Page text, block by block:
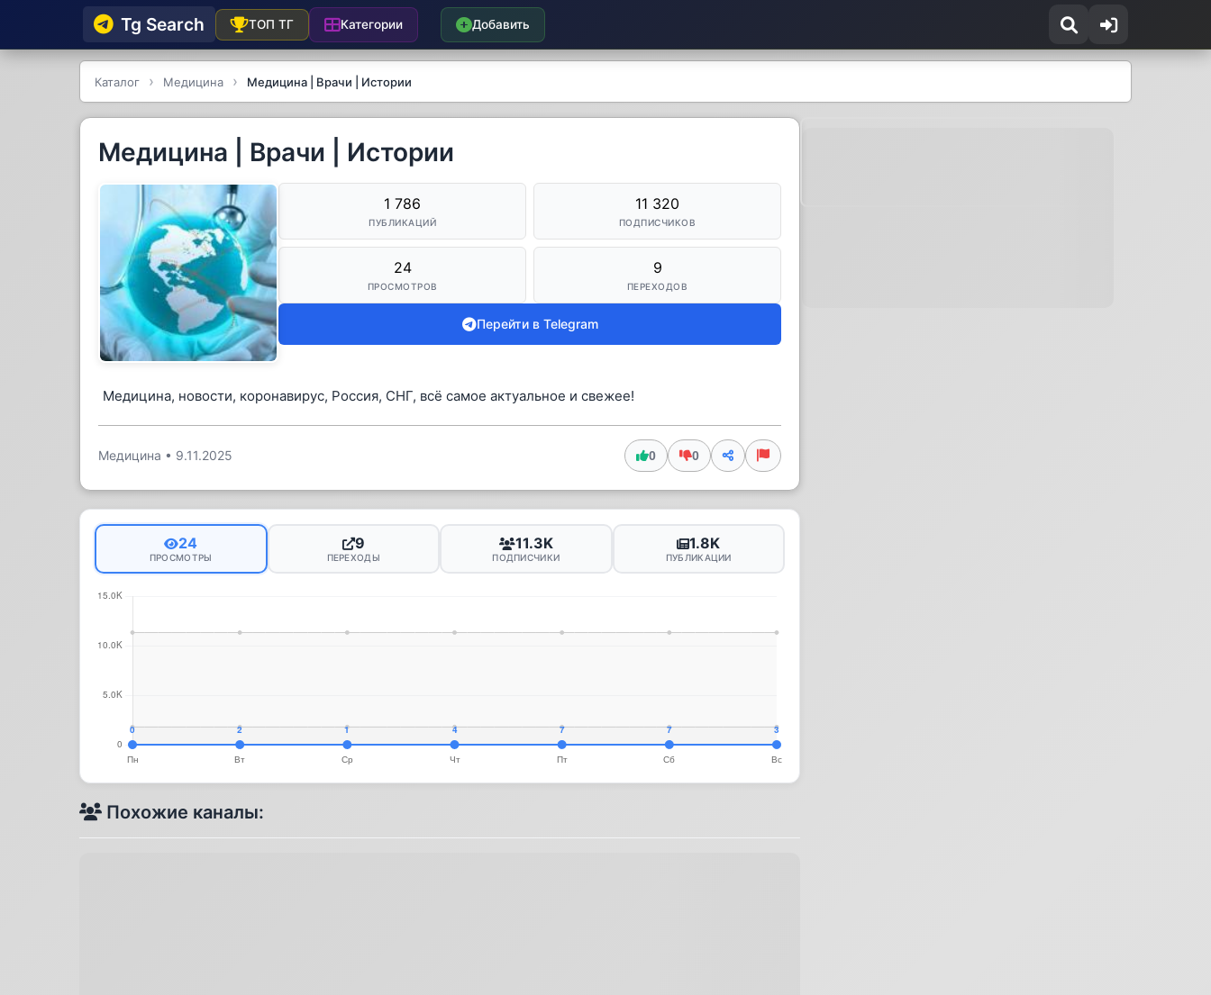
Tg Searсh ТОП ТГ Категории Добавить
Каталог Медицина Медицина | Врачи | Истории
Медицина | Врачи | Истории
1 786
ПУБЛИКАЦИЙ
11 320
ПОДПИСЧИКОВ
24
ПРОСМОТРОВ
9
ПЕРЕХОДОВ
Перейти в Telegram
Медицина, новости, коронавирус, Россия, СНГ, всё самое актуальное и свежее!
Медицина • 9.11.2025 0 0
24
ПРОСМОТРЫ
9
ПЕРЕХОДЫ
11.3K
ПОДПИСЧИКИ
1.8K
ПУБЛИКАЦИИ
Похожие каналы: